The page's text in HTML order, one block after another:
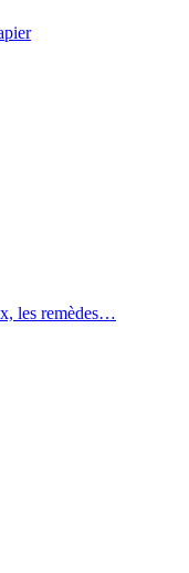
les remèdes…